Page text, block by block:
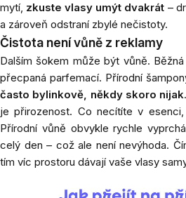
mytí, zkuste vlasy umýt dvakrát –
a zároveň odstraní zbylé nečistoty.
Čistota není vůně z reklamy
Dalším šokem může být vůně.
přecpaná parfemací. Přírodní
často bylinkově, někdy skoro nijak
je přirozenost. Co necítíte v
Přírodní vůně obvykle rychle
celý den – což ale není nevýhoda.
tím víc prostoru dávají vaše vlasy